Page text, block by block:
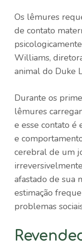
Os lêmures
de contato
Williams,
animal do Duke
Durante os
lêmures
e esse contato é
e
cerebral de um
afastado de sua
estimação
problemas